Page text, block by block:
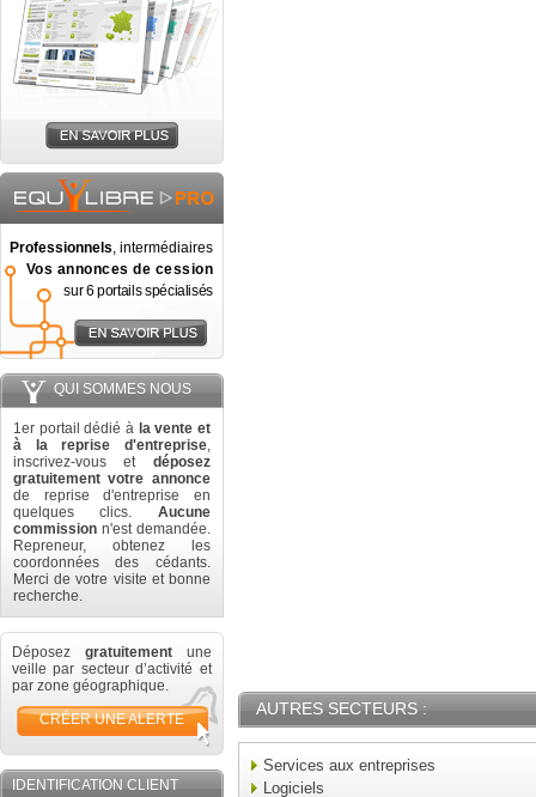
Professionnels, intermédiaires
Vos annonces de cession
sur 6 portails spécialisés
QUI SOMMES NOUS
1er portail dédié à la vente et
à la reprise d'entreprise,
inscrivez-vous et déposez
gratuitement votre annonce
de reprise d'entreprise en
quelques clics. Aucune
commission n'est demandée.
Repreneur, obtenez les
coordonnées des cédants.
Merci de votre visite et bonne
recherche.
Déposez gratuitement une
veille par secteur d’activité et
par zone géographique.
CRÉER UNE ALERTE
IDENTIFICATION CLIENT
AUTRES SECTEURS :
Services aux entreprises
Logiciels